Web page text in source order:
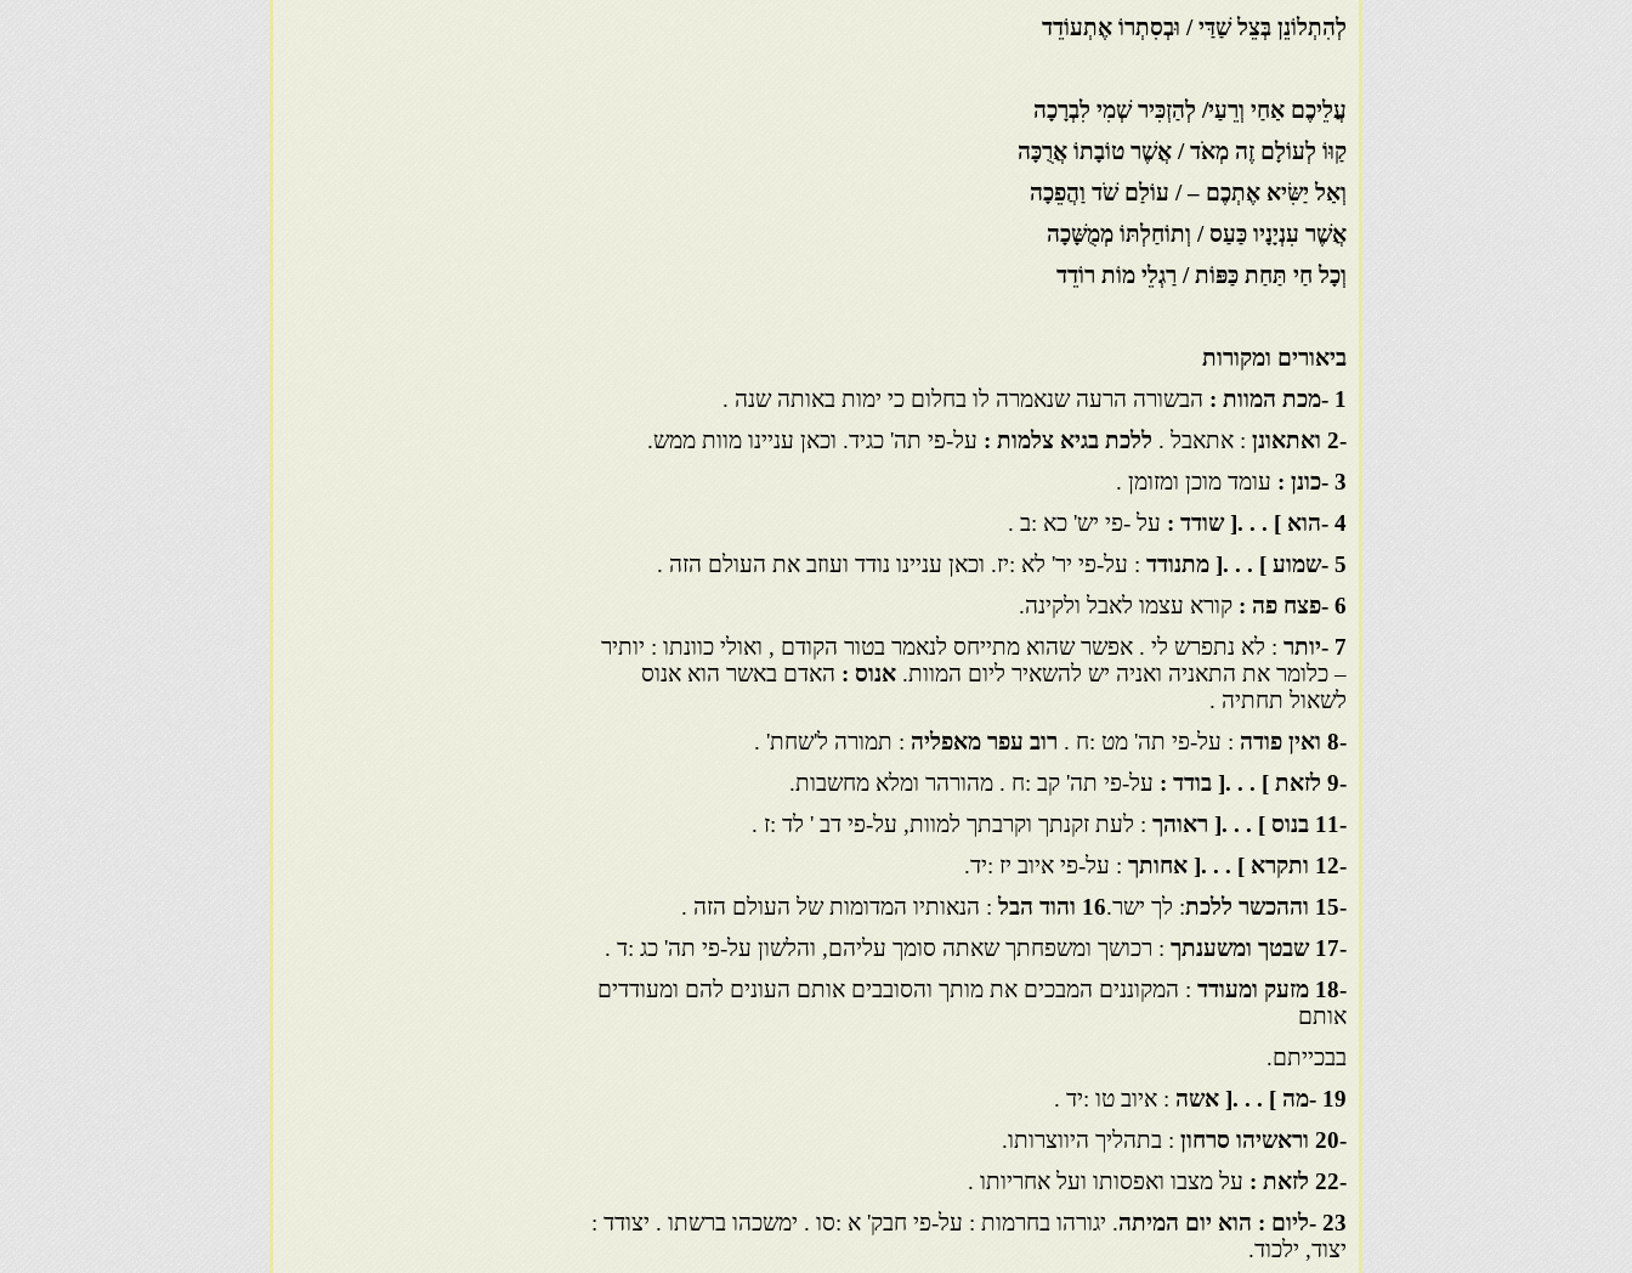
לְהִתְלוֹנֵן בְּצֵל שַׁדַּי / וּבְסִתְרוֹ אֶתְעוֹדֵד
עֲלֵיכֶם אַחַי וְרֵעַי/ לְהַזְכִּיר שְׁמִי לִבְרָכָה
קַוּוֹ לְעוֹלָם זֶה מְאֹד / אֲשֶׁר טוֹבָתוֹ אֲרֻכָּה
וְאַל יַשִּׂיא אֶתְכֶם – / עוֹלַם שֹׁד וַהֲפֵכָה
אֲשֶׁר עִנְיָנָיו כַּעַס / וְתוֹחַלְתּוֹ מְמֻשָּׁכָה
וְכָל חַי תַּחַת כַּפּוֹת / רַגְלֵי מוֹת רוֹדֵד
ביאורים ומקורות
1 -מכת המוות : הבשורה הרעה שנאמרה לו בחלום כי ימות באותה שנה .
-2
ואתאונן : אתאבל . ללכת בגיא צלמות : על-פי תה' כגיד. וכאן עניינו מוות ממש.
3 -כונן : עומד מוכן ומזומן .
4 -הוא ] . . .[ שודד : על -פי יש' כא :ב .
5 -שמוע ] . . .[ מתנודד : על-פי יר' לא :יז. וכאן עניינו נודד ועוזב את העולם הזה .
6 -פצח פה : קורא עצמו לאבל ולקינה.
7 -יותר : לא נתפרש לי . אפשר שהוא מתייחס לנאמר בטור הקודם , ואולי כוונתו : יותיר
– כלומר את התאניה ואניה יש להשאיר ליום המוות. אנוס : האדם באשר הוא אנוס
לשאול תחתיה .
-8
ואין פודה : על-פי תה' מט :ח . רוב עפר מאפליה : תמורה ל'שחת' .
-9
לזאת ] . . .[ בודד : על-פי תה' קב :ח . מהורהר ומלא מחשבות.
-11
בנוס ] . . .[ ראוהך : לעת זקנתך וקרבתך למוות, על-פי דב ' לד :ז .
-12
ותקרא ] . . .[ אחותך : על-פי איוב יז :יד.
-15
וההכשר ללכת: לך ישר.16 והוד הבל : הנאותיו המדומות של העולם הזה .
-17
שבטך ומשענתך : רכושך ומשפחתך שאתה סומך עליהם, והלשון על-פי תה' כג :ד .
-18
מזעק ומעודד : המקוננים המבכים את מותך והסובבים אותם העונים להם ומעודדים
אותם
בבכייתם.
19 -מה ] . . .[ אשה : איוב טו :יד .
-20
וראשיהו סרחון : בתהליך היווצרותו.
-22
לזאת : על מצבו ואפסותו ועל אחריותו .
23 -ליום : הוא יום המיתה. יגורהו בחרמות : על-פי חבק' א :סו . ימשכהו ברשתו . יצודד :
יצוד, ילכוד.